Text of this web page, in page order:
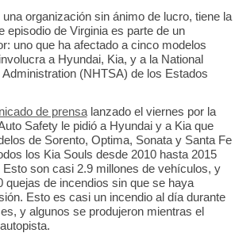
organización sin ánimo de lucro, tiene la
episodio de Virginia es parte de un
uno que ha afectado a cinco modelos
a Hyundai, Kia, y a la National
(NHTSA) de los Estados
de prensalanzado el viernes por la
Safety le pidió a Hyundai y a Kia que
de Sorento, Optima, Sonata y Santa Fe
los Kia Souls desde 2010 hasta 2015
Esto son casi 2.9 millones de vehículos, y
quejas de incendios sin que se haya
Esto es casi un incendio al día durante
y algunos se produjeron mientras el